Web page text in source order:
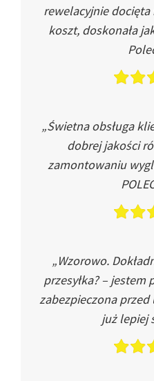
rewelacyjnie
koszt, doskonała
„Świetna obsługa
dobrej jakości
zamontowaniu
„Wzorowo.
przesyłka? – jestem
zabezpieczona
już lepiej